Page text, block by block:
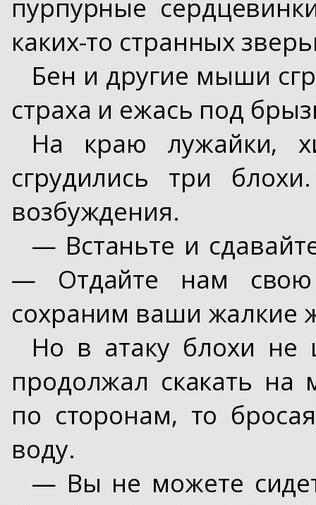
каких-то странных
Бен и другие мыши
страха и ежась под
На краю лужайки,
сгрудились три
возбуждения.
— Встаньте и
— Отдайте нам
сохраним ваши жалкие
Но в атаку блохи не
продолжал скакать на
по сторонам, то
воду.
— Вы не можете